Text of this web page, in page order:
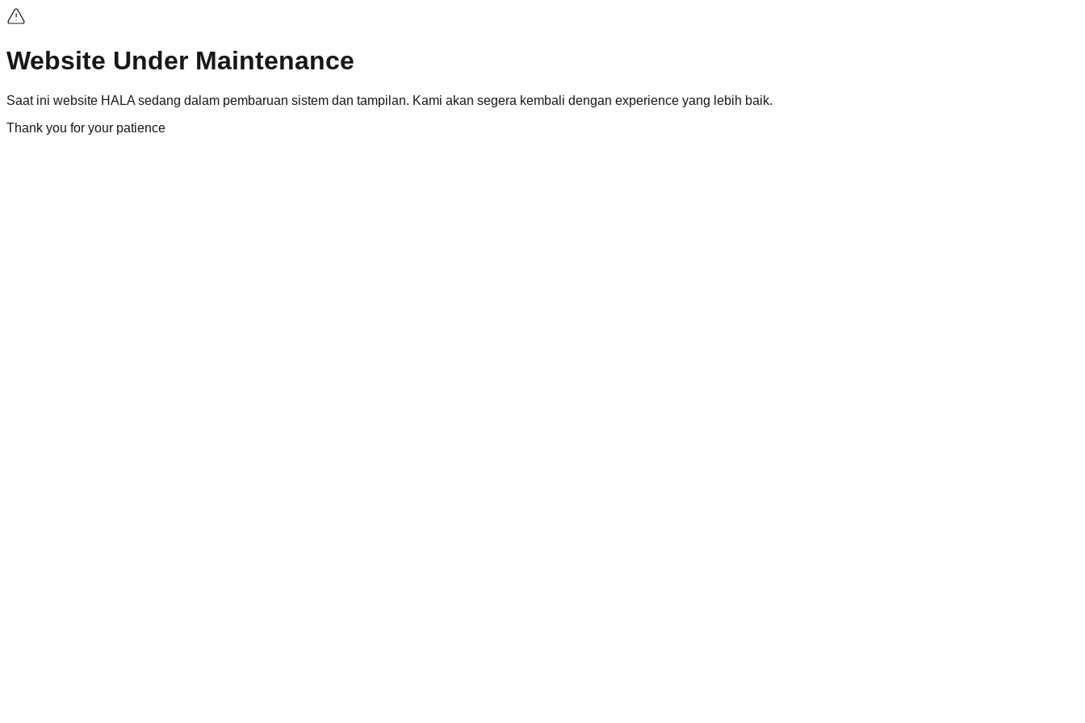
Website Under Maintenance
Saat ini website HALA sedang dalam pembaruan sistem dan tampilan. Kami akan segera kembali dengan experience yang lebih baik.
Thank you for your patience